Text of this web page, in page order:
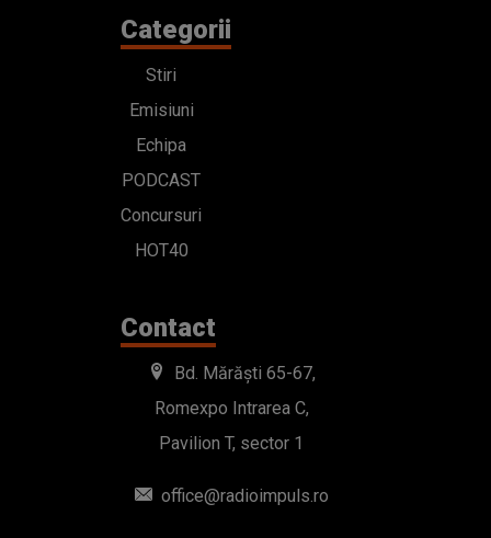
Categorii
Stiri
Emisiuni
Echipa
PODCAST
Concursuri
HOT40
Contact
Bd. Mărăști 65-67,
Romexpo Intrarea C,
Pavilion T, sector 1
office@radioimpuls.ro